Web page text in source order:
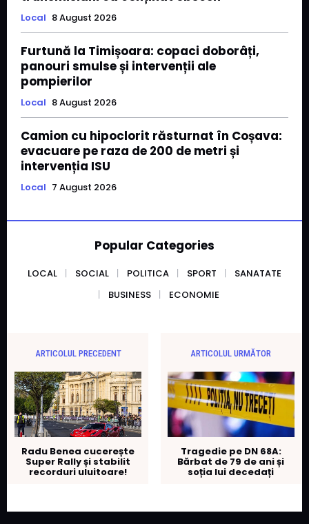
Local 8 August 2026
Furtună la Timișoara: copaci doborâți,
panouri smulse și intervenții ale
pompierilor
Local 8 August 2026
Camion cu hipoclorit răsturnat în Coșava:
evacuare pe raza de 200 de metri și
intervenția ISU
Local 7 August 2026
Popular Categories
LOCAL SOCIAL POLITICA SPORT
SANATATE
BUSINESS
ECONOMIE
ARTICOLUL PRECEDENT
Radu Benea cucerește
Super Rally și stabilit
recorduri uluitoare!
ARTICOLUL URMĂTOR
Tragedie pe DN 68A:
Bărbat de 79 de ani și
soția lui decedați